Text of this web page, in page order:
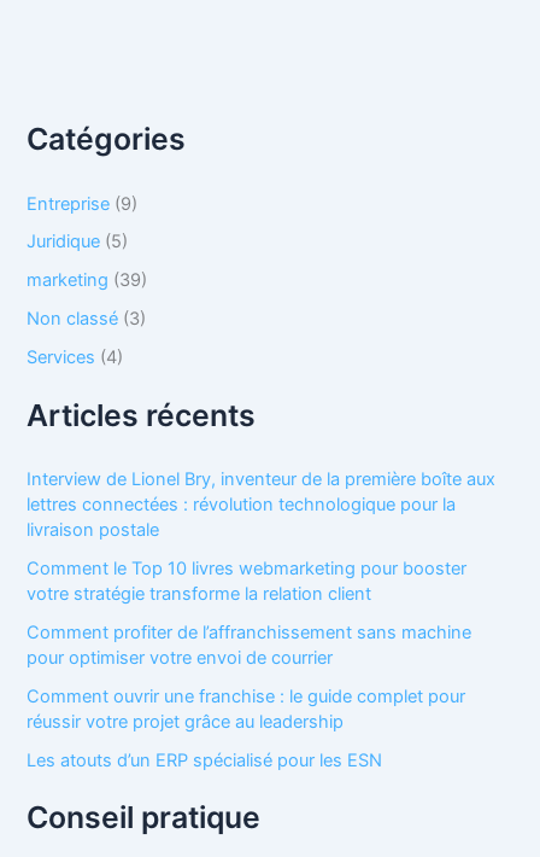
Catégories
Entreprise (9)
Juridique (5)
marketing (39)
Non classé (3)
Services (4)
Articles récents
Interview de Lionel Bry, inventeur de la première boîte aux
lettres connectées : révolution technologique pour la
livraison postale
Comment le Top 10 livres webmarketing pour booster
votre stratégie transforme la relation client
Comment profiter de l’affranchissement sans machine
pour optimiser votre envoi de courrier
Comment ouvrir une franchise : le guide complet pour
réussir votre projet grâce au leadership
Les atouts d’un ERP spécialisé pour les ESN
Conseil pratique